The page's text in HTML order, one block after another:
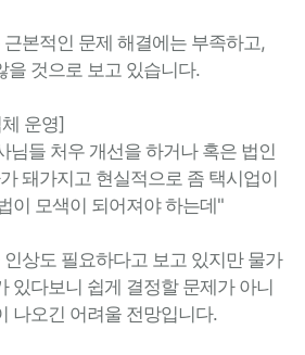
본적인 문제 해결에는 부족하고,
을 것으로 보고 있습니다.
운영]
님들 처우 개선을 하거나 혹은 법인
돼가지고 현실적으로 좀 택시업이
이 모색이 되어져야 하는데"
상도 필요하다고 보고 있지만 물가
있다보니 쉽게 결정할 문제가 아니
나오긴 어려울 전망입니다.